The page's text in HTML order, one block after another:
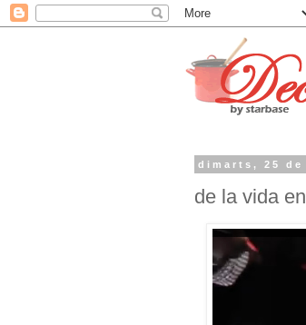
dimarts, 25 de
de la vida